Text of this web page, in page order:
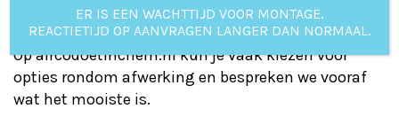
Airco Doetinchemstreven we naar een
installatie die er net zo goed uitziet als hij werkt.
Op aircodoetinchem.nl kun je vaak kiezen voor
opties rondom afwerking en bespreken we vooraf
wat het mooiste is.
ER IS EEN WACHTTIJD VOOR MONTAGE.
REACTIETIJD OP AANVRAGEN LANGER DAN NORMAAL.